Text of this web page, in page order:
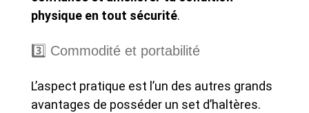
physique en tout sécurité.
3️⃣ Commodité et portabilité
L’aspect pratique est l’un des autres grands
avantages de posséder un set d’haltères.